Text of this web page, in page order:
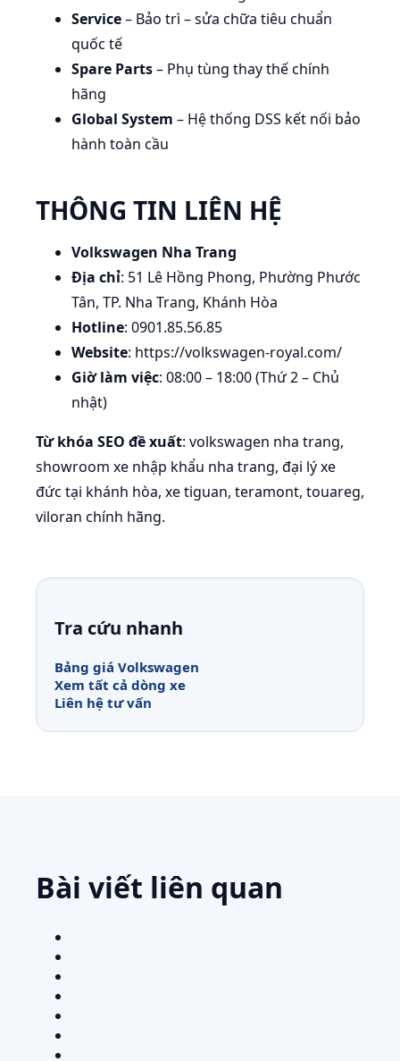
Service– Bảo trì – sửa chữa tiêu chuẩn
quốc tế
Spare Parts– Phụ tùng thay thế chính
hãng
Global System – Hệ thống DSS kết nối bảo
hành toàn cầu
THÔNG TIN LIÊN HỆ
Volkswagen Nha Trang
Địa chỉ: 51 Lê Hồng Phong, Phường Phước
Tân, TP. Nha Trang, Khánh Hòa
Hotline: 0901.85.56.85
Website: https://volkswagen-royal.com/
Giờ làm việc: 08:00 – 18:00 (Thứ 2 – Chủ
nhật)
Từ khóa SEO đề xuất: volkswagen nha trang,
showroom xe nhập khẩu nha trang, đại lý xe
đức tại khánh hòa, xe tiguan, teramont, touareg,
viloran chính hãng.
Tra cứu nhanh
Bảng giá Volkswagen
Xem tất cả dòng xe
Liên hệ tư vấn
Bài viết liên quan